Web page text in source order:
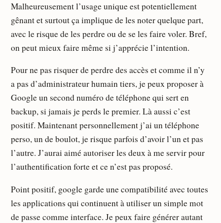
Malheureusement l’usage unique est potentiellement
gênant et surtout ça implique de les noter quelque part,
avec le risque de les perdre ou de se les faire voler. Bref,
on peut mieux faire même si j’apprécie l’intention.
Pour ne pas risquer de perdre des accès et comme il n’y
a pas d’administrateur humain tiers, je peux proposer à
Google un second numéro de téléphone qui sert en
backup, si jamais je perds le premier. Là aussi c’est
positif. Maintenant personnellement j’ai un téléphone
perso, un de boulot, je risque parfois d’avoir l’un et pas
l’autre. J’aurai aimé autoriser les deux à me servir pour
l’authentification forte et ce n’est pas proposé.
Point positif, google garde une compatibilité avec toutes
les applications qui continuent à utiliser un simple mot
de passe comme interface. Je peux faire générer autant